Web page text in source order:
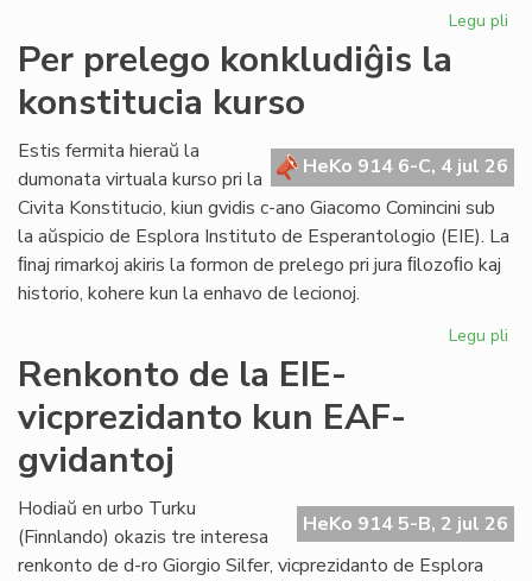
Legu pli
al
Per prelego konkludiĝis la
konstitucia kurso
HeKo 914 6-C, 4 jul 26
Estis fermita hieraŭ la
dumonata virtuala kurso pri la
Civita Konstitucio, kiun gvidis c-ano Giacomo Comincini sub
la aŭspicio de Esplora Instituto de Esperantologio (EIE). La
ﬁnaj rimarkoj akiris la formon de prelego pri jura ﬁlozoﬁo kaj
historio, kohere kun la enhavo de lecionoj.
Legu pli
Renkonto de la EIE-
vicprezidanto kun EAF-
gvidantoj
HeKo 914 5-B, 2 jul 26
Hodiaŭ en urbo Turku
(Finnlando) okazis tre interesa
renkonto de d-ro Giorgio Silfer, vicprezidanto de Esplora